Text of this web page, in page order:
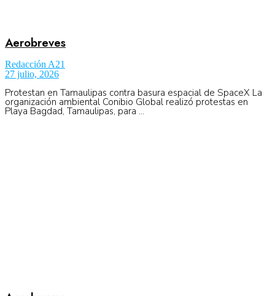
Organismos
Aeroespacial
Aerobreves
Redacción A21
27 julio, 2026
Protestan en Tamaulipas contra basura espacial de SpaceX La
organización ambiental Conibio Global realizó protestas en
Playa Bagdad, Tamaulipas, para ...